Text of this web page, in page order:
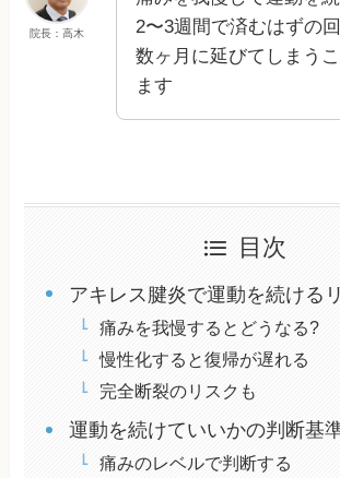
院長：高木
2〜3週間で済むはずの
数ヶ月に延びてしまう
ます
目次
アキレス腱炎で運動を続ける
痛みを我慢するとどうなる?
慢性化すると復帰が遅れる
完全断裂のリスクも
運動を続けていいかの判断基
痛みのレベルで判断する